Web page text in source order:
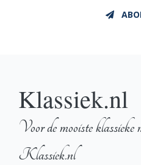
Klassiek.nl
Voor de mooiste klassieke
Klassiek.nl